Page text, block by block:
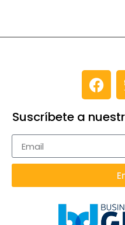
Suscríbete a